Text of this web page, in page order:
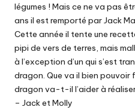
légumes ! Mais ce ne va pas
ans il est remporté par Jack
Cette année il tente une
pipi de vers de terres, mais
à l’exception d’un qui s’est
dragon. Que va il bien
dragon va-t-il l’aider à
– Jack et Molly